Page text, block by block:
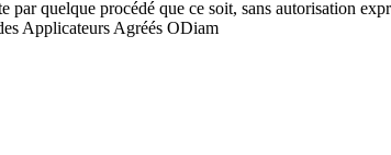
quelque procédé que ce soit, sans autorisation
Applicateurs Agréés ODiam